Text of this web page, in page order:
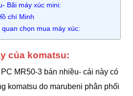
Bãi máy xúc mini:
chí Minh
chọn mua máy xúc:
của komatsu:
MR50-3 bán nhiều- cái này có
komatsu do marubeni phân phối